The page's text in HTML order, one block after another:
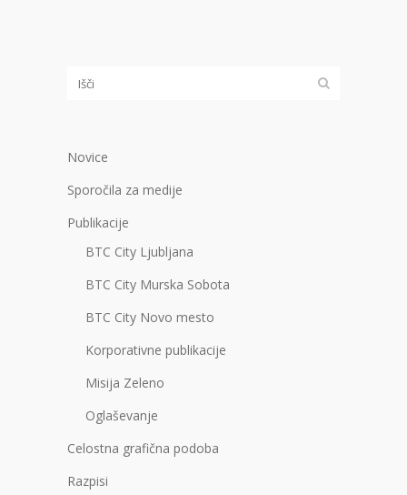
Novice
Sporočila za medije
Publikacije
BTC City Ljubljana
BTC City Murska Sobota
BTC City Novo mesto
Korporativne publikacije
Misija Zeleno
Oglaševanje
Celostna grafična podoba
Razpisi